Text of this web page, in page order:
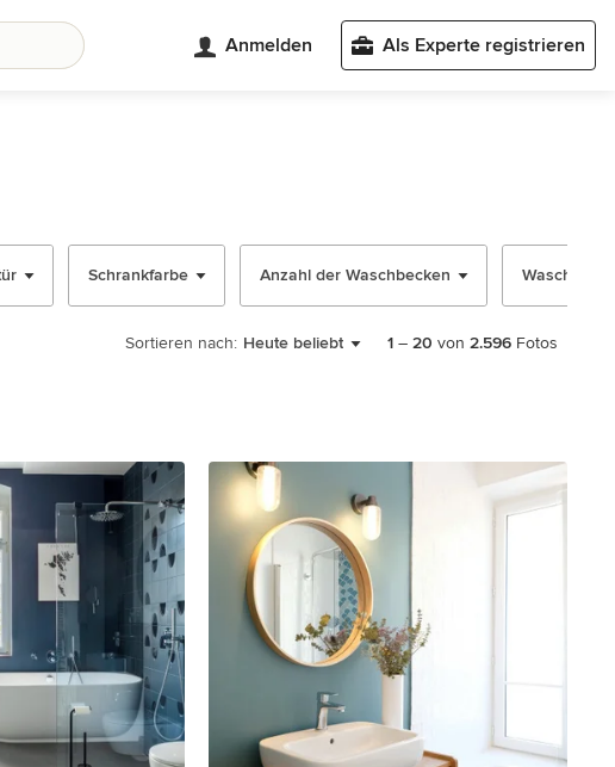
Anmelden Als Experte registrieren
Schrankfarbe Anzahl der Waschbecken Waschtisch
Sortieren nach: Heute beliebt 1 – 20 von 2.596 Fotos